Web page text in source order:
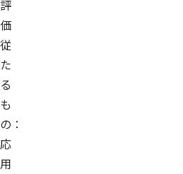
評
価
従
た
る
も
の：
応
用